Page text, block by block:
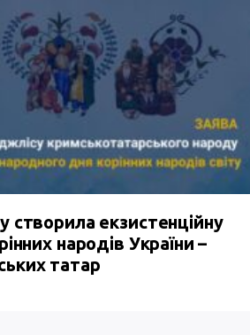
створила екзистенційну
народів України –
татар